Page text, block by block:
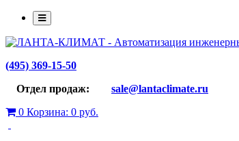
(495) 369-15-50
Отдел продаж: sale@lantaclimate.ru
0 Корзина: 0 руб.